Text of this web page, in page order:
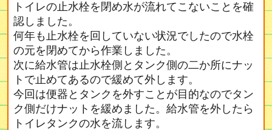
トイレの止水栓を閉め水が流れてこないことを確
認しました。
何年も止水栓を回していない状況でしたので水栓
の元を閉めてから作業しました。
次に給水管は止水栓側とタンク側の二か所にナッ
トで止めてあるので緩めて外します。
今回は便器とタンクを外すことが目的なのでタン
ク側だけナットを緩めました。給水管を外したら
トイレタンクの水を流します。